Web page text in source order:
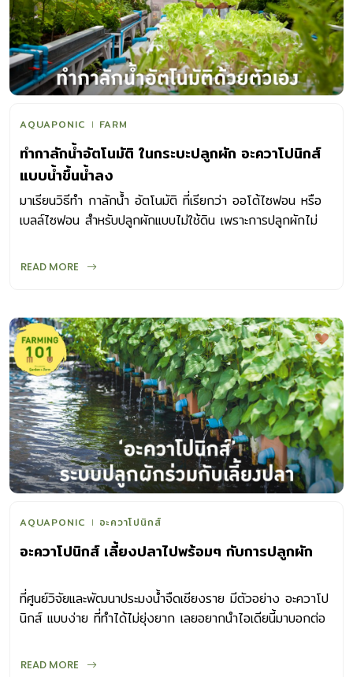
AQUAPONIC FARM
ทำกาลักน้ำอัตโนมัติ ในกระบะปลูกผัก อะควาโปนิกส์
แบบน้ำขึ้นน้ำลง
มาเรียนวิธีทำ กาลักน้ำ อัตโนมัติ ที่เรียกว่า ออโต้ไซฟอน หรือ
เบลล์ไซฟอน สำหรับปลูกผักแบบไม่ใช้ดิน เพราะการปลูกผักไม่
READ MORE
AQUAPONIC อะควาโปนิกส์
อะควาโปนิกส์ เลี้ยงปลาไปพร้อมๆ กับการปลูกผัก
ที่ศูนย์วิจัยและพัฒนาประมงน้ำจืดเชียงราย มีตัวอย่าง อะควาโป
นิกส์ แบบง่าย ที่ทำได้ไม่ยุ่งยาก เลยอยากนำไอเดียนี้มาบอกต่อ
READ MORE